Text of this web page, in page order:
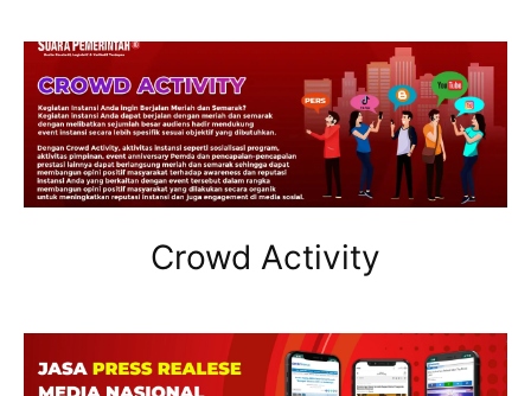
Crowd Activity